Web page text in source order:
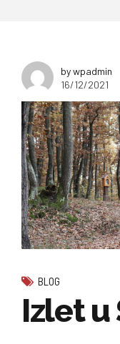
by wpadmin
16/12/2021
BLOG
Izlet u